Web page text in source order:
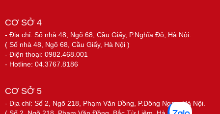
CƠ SỞ 4
- Địa chỉ: Số nhà 48, Ngõ 68, Cầu Giấy, P.Nghĩa Đô, Hà Nội.
( Số nhà 48, Ngõ 68, Cầu Giấy, Hà Nội )
- Điện thoại: 0982.468.001
- Hotline: 04.3767.8186
CƠ SỞ 5
- Địa chỉ: Số 2, Ngõ 218, Phạm Văn Đồng, P.Đông Ngạc, Hà Nội.